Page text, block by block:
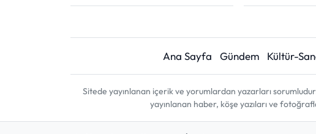
Ana Sayfa Gündem Kültür-
Sitede yayınlanan içerik ve yorumlardan yazarları
yayınlanan haber, köşe yazıları ve